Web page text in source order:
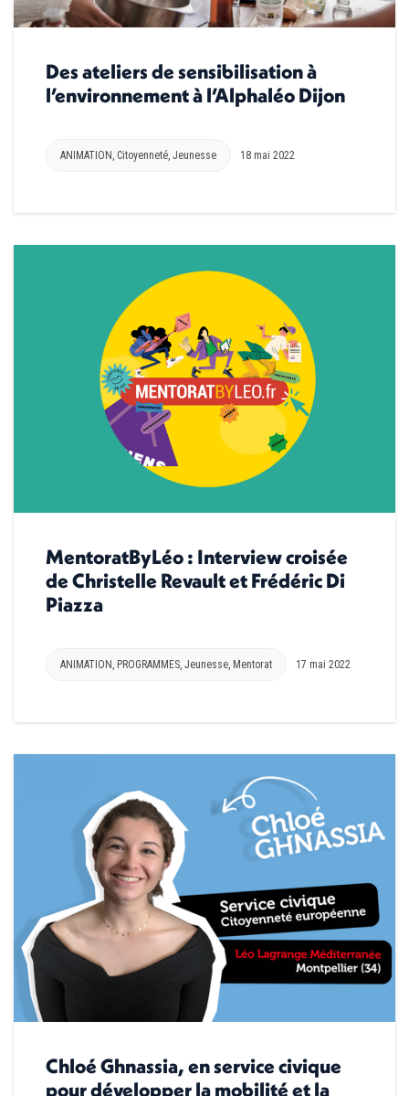
Des ateliers de sensibilisation à
l’environnement à l’Alphaléo Dijon
ANIMATION , Citoyenneté, Jeunesse 18 mai 2022
MentoratByLéo : Interview croisée
de Christelle Revault et Frédéric Di
Piazza
ANIMATION , PROGRAMMES, Jeunesse, Mentorat 17 mai 2022
Chloé Ghnassia, en service civique
pour développer la mobilité et la